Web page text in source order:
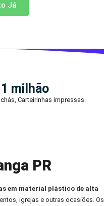
Já
milhão
Carteirinhas impressas.
PR
em material plástico de alta
igrejas e outras ocasiões. Os